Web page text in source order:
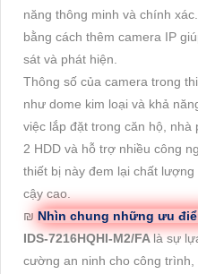
năng thông minh và chính
bằng cách thêm camera IP
sát và phát hiện.
Thông số của camera trong
như dome kim loại và khả
việc lắp đặt trong căn hộ,
2 HDD và hỗ trợ nhiều công
thiết bị này đem lại chất
cậy cao.
₪ Nhìn chung những ưu
IDS-7216HQHI-M2/FA là sự
cường an ninh cho công